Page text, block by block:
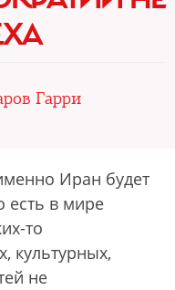
Гарри
Иран будет
есть в мире
то
культурных,
не